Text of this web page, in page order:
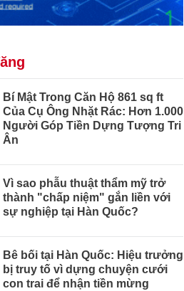
Bí Mật Trong Căn Hộ 861 sq ft
Của Cụ Ông Nhặt Rác: Hơn 1.000
Người Góp Tiền Dựng Tượng Tri
Ân
Vì sao phẫu thuật thẩm mỹ trở
thành "chấp niệm" gắn liền với
sự nghiệp tại Hàn Quốc?
Bê bối tại Hàn Quốc: Hiệu trưởng
bị truy tố vì dựng chuyện cưới
con trai để nhận tiền mừng